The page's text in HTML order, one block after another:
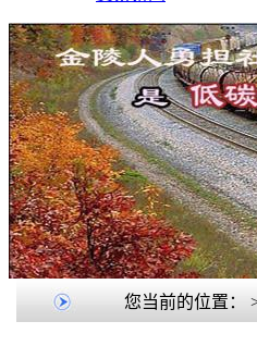
您当前的位置：